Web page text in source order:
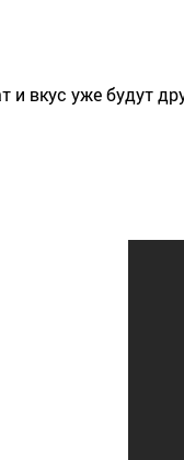
и вкус уже будут